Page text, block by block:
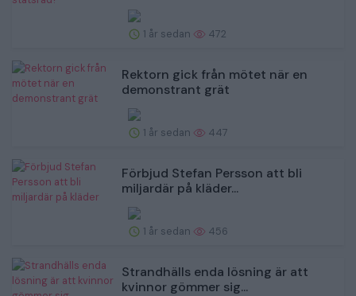
1 år sedan 472
Rektorn gick från mötet när en
demonstrant grät
1 år sedan 447
Förbjud Stefan Persson att bli
miljardär på kläder...
1 år sedan 456
Strandhälls enda lösning är att
kvinnor gömmer sig...